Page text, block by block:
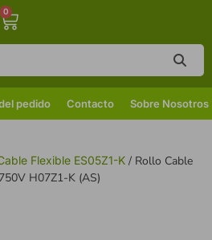
0
pedido Contacto Sobre Nosotros
Flexible ES05Z1-K / Rollo Cable
H07Z1-K (AS)